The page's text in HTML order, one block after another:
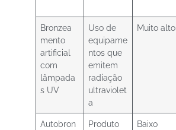
Bronzea
mento
artificial
com
lâmpada
s UV
Uso de
equipame
ntos que
emitem
radiação
ultraviolet
a
Muito alto
Autobron
Produto
Baixo